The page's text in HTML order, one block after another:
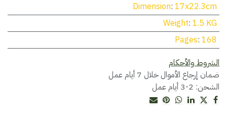
Dimension:17x22.3cm
Weight:1.5 KG
Pages:168
الشروط والأحكام
ضمان إرجاع الأموال خلال 7 أيام عمل
الشحن: 2-3 أيام عمل